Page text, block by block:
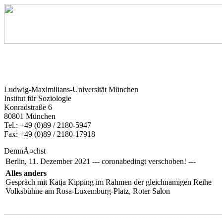
Ludwig-Maximilians-Universität München
Institut für Soziologie
Konradstraße 6
80801 München
Tel.: +49 (0)89 / 2180-5947
Fax: +49 (0)89 / 2180-17918
DemnÃ¤chst
Berlin, 11. Dezember 2021 --- coronabedingt verschoben! ---
Alles anders
Gespräch mit Katja Kipping im Rahmen der gleichnamigen Reihe
Volksbühne am Rosa-Luxemburg-Platz, Roter Salon